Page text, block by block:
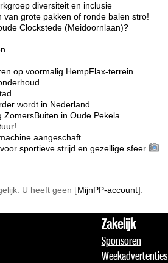
diversiteit en inclusie
grote pakken of ronde balen stro!
Clockstede (Meidoornlaan)?
op voormalig HempFlax-terrein
wordt in Nederland
in Oude Pekela
aangeschaft
sportieve strijd en gezellige sfeer
U heeft geen [MijnPP-account].
Zakelijk
Sponsoren
Weekadvertenties